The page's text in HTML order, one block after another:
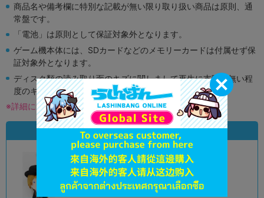
商品名や備考欄に特別な記載が無い限り取り扱い商品は原則、通
常盤です。
「電池」は原則として保証対象外となります。
ゲーム機本体には、SDカードなどのメモリーカードは付属せず保
証対象外となります。
ディスク類の読み取り面のキズに関しまして再生に支障が無い程
度のキズがある場合がございます。
※詳細につきましてはコチラ
状態違いの同一商品
状態 :A
オンライン